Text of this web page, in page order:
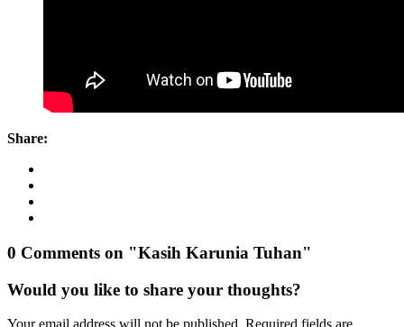
Share:
0 Comments on "Kasih Karunia Tuhan"
Would you like to share your thoughts?